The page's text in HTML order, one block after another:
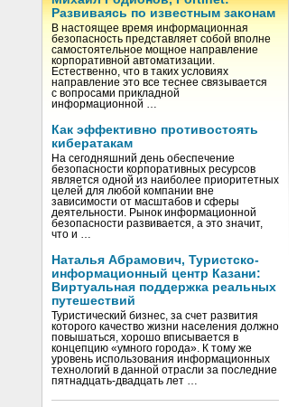
Развиваясь по известным законам
В настоящее время информационная
безопасность представляет собой вполне
самостоятельное мощное направление
корпоративной автоматизации.
Естественно, что в таких условиях
направление это все теснее связывается
с вопросами прикладной
информационной …
Как эффективно противостоять
кибератакам
На сегодняшний день обеспечение
безопасности корпоративных ресурсов
является одной из наиболее приоритетных
целей для любой компании вне
зависимости от масштабов и сферы
деятельности. Рынок информационной
безопасности развивается, а это значит,
что и …
Наталья Абрамович, Туристско-
информационный центр Казани:
Виртуальная поддержка реальных
путешествий
Туристический бизнес, за счет развития
которого качество жизни населения должно
повышаться, хорошо вписывается в
концепцию «умного города». К тому же
уровень использования информационных
технологий в данной отрасли за последние
пятнадцать-двадцать лет …